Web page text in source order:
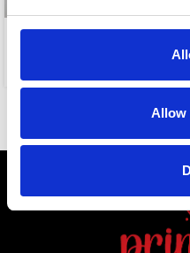
Allow
SISSY